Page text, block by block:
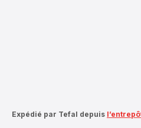
Expédié par Tefal depuis